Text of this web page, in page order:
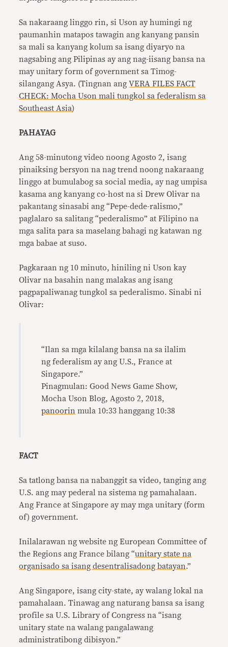
Sa nakaraang linggo rin, si Uson ay humingi ng
paumanhin matapos tawagin ang kanyang pansin
sa mali sa kanyang kolum sa isang diyaryo na
nagsabing ang Pilipinas ay ang nag-iisang bansa na
may unitary form of government sa Timog-
silangang Asya. (Tingnan angVERA FILES FACT
CHECK: Mocha Uson mali tungkol sa federalism sa
Southeast Asia)
PAHAYAG
Ang 58-minutong video noong Agosto 2, isang
pinaiksing bersyon na nag trend noong nakaraang
linggo at bumulabog sa social media, ay nag umpisa
kasama ang kanyang co-host na si Drew Olivar na
pakantang sinasabi ang “Pepe-dede-ralismo,”
paglalaro sa salitang “pederalismo” at Filipino na
mga salita para sa maselang bahagi ng katawan ng
mga babae at suso.
Pagkaraan ng 10 minuto, hiniling ni Uson kay
Olivar na basahin nang malakas ang isang
pagpapaliwanag tungkol sa pederalismo. Sinabi ni
Olivar:
“Ilan sa mga kilalang bansa na sa ilalim
ng federalism ay ang U.S., France at
Singapore.”
Pinagmulan: Good News Game Show,
Mocha Uson Blog, Agosto 2, 2018,
panoorin mula 10:33 hanggang 10:38
FACT
Sa tatlong bansa na nabanggit sa video, tanging ang
U.S. ang may pederal na sistema ng pamahalaan.
Ang France at Singapore ay may mga unitary (form
of) government.
Inilalarawan ng website ng European Committee of
the Regions ang France bilang “unitary state na
organisado sa isang desentralisadong batayan.”
Ang Singapore, isang city-state, ay walang lokal na
pamahalaan. Tinawag ang naturang bansa sa isang
profile sa U.S. Library of Congress na “isang
unitary state na walang pangalawang
administratibong dibisyon.”